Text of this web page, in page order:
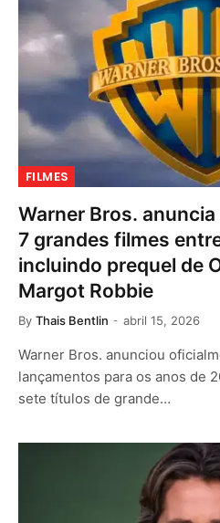
FILMES
Warner Bros.
7 grandes filmes
incluindo prequel de
Margot Robbie
By Thais Bentlin abril 15, 2026
Warner Bros. anunciou
lançamentos para os anos de
sete títulos de grande…